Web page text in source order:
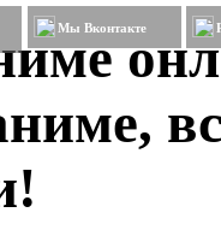
Мы Вконтакте